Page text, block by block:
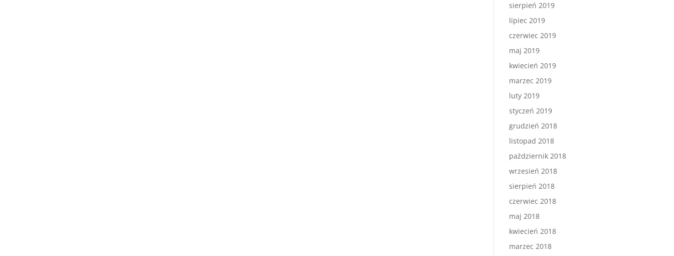
sierpień 2019
lipiec 2019
czerwiec 2019
maj 2019
kwiecień 2019
marzec 2019
luty 2019
styczeń 2019
grudzień 2018
listopad 2018
październik 2018
wrzesień 2018
sierpień 2018
czerwiec 2018
maj 2018
kwiecień 2018
marzec 2018